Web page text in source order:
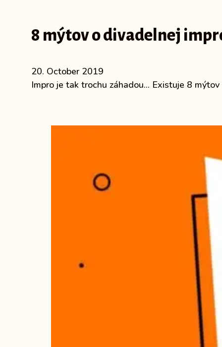
8 mýtov o divadelnej
20. October 2019
Impro je tak trochu záhadou... Existuje 8